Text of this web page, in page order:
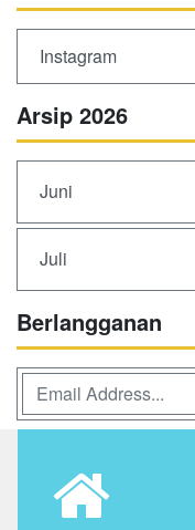
Instagram
Arsip 2026
Juni
Juli
Berlangganan